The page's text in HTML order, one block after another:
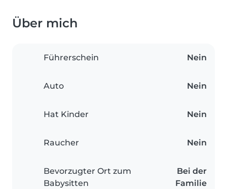
Über mich
Führerschein Nein
Auto Nein
Hat Kinder Nein
Raucher Nein
Bevorzugter Ort zum
Babysitten
Bei der
Familie